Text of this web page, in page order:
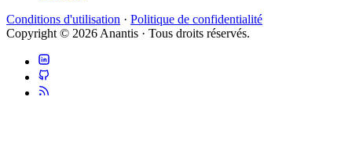
Conditions d'utilisation · Politique de confidentialité
Copyright © 2026 Anantis · Tous droits réservés.